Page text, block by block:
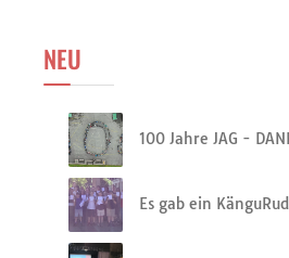
NEU
100 Jahre JAG -
Es gab ein